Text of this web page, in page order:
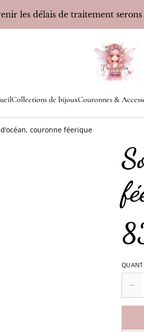
les délais de traitement
Collections de bijouxCouronnes &
couronne féerique